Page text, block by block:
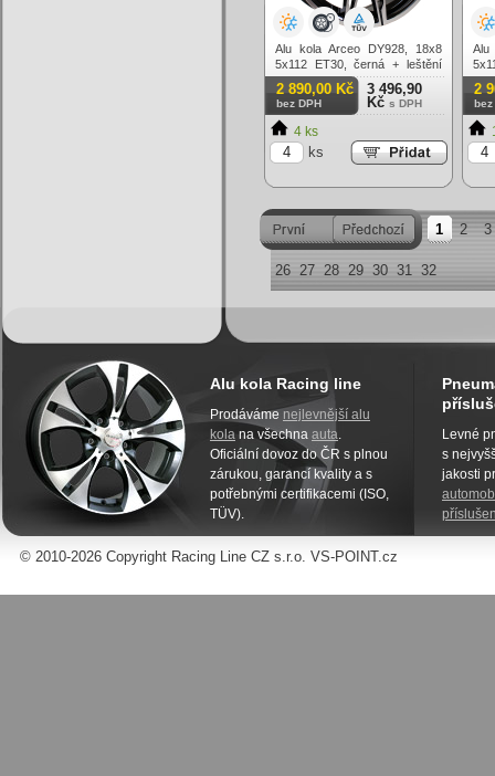
Alu kola Arceo DY928, 18x8
5x112 ET30, černá + leštění
(zátěžová)
2 890,00 Kč
bez DPH
3 496,90
Kč s DPH
4 ks
ks
Alu
2
bez
1 2 3
26 27 28 29 30 31 32
Alu kola Racing line
Prodáváme nejlevnější alu
kola na všechna auta.
Oficiální dovoz do ČR s plnou
zárukou, garancí kvality a s
potřebnými certifikacemi (ISO,
TÜV).
Levné
s
jakosti
© 2010-2026 Copyright Racing Line CZ s.r.o. VS-POINT.cz